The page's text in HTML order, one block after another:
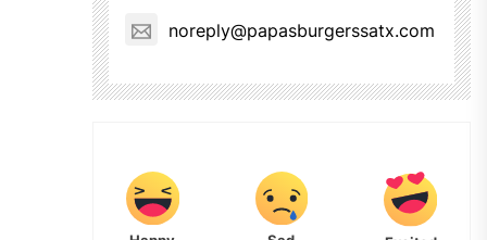
noreply@papasburgerssatx.com